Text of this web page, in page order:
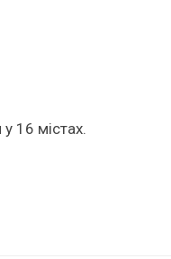
16 містах.